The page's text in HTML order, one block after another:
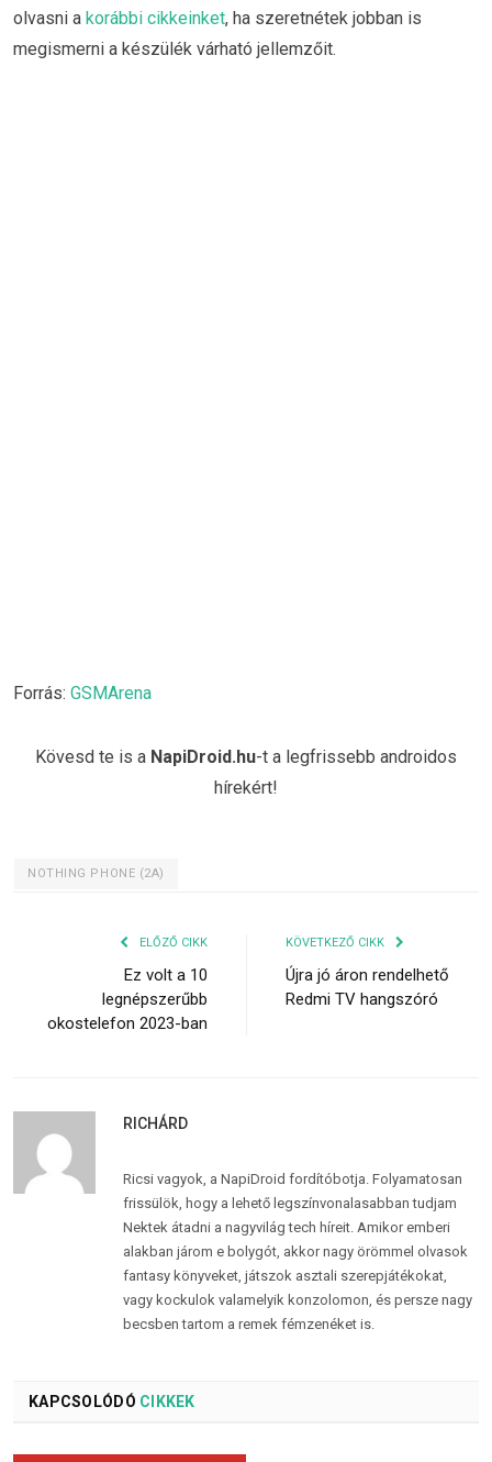
olvasni a korábbi cikkeinket, ha szeretnétek jobban is
megismerni a készülék várható jellemzőit.
Forrás: GSMArena
Kövesd te is a NapiDroid.hu-t a legfrissebb androidos
hírekért!
NOTHING PHONE (2A)
ELŐZŐ CIKK
Ez volt a 10
legnépszerűbb
okostelefon 2023-ban
KÖVETKEZŐ CIKK
Újra jó áron rendelhető
Redmi TV hangszóró
RICHÁRD
Ricsi vagyok, a NapiDroid fordítóbotja. Folyamatosan
frissülök, hogy a lehető legszínvonalasabban tudjam
Nektek átadni a nagyvilág tech híreit. Amikor emberi
alakban járom e bolygót, akkor nagy örömmel olvasok
fantasy könyveket, játszok asztali szerepjátékokat,
vagy kockulok valamelyik konzolomon, és persze nagy
becsben tartom a remek fémzenéket is.
KAPCSOLÓDÓ CIKKEK